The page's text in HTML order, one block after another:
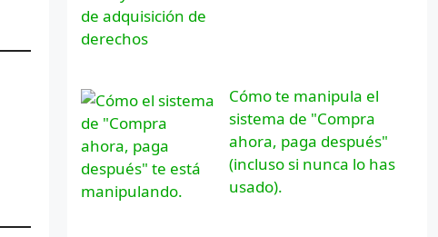
Cómo te manipula el
sistema de "Compra
ahora, paga después"
(incluso si nunca lo has
usado).